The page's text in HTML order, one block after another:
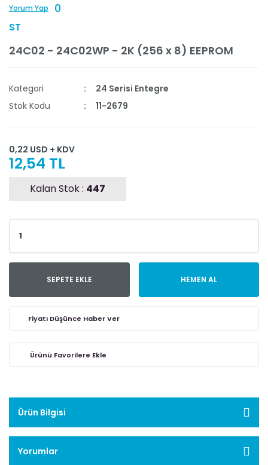
Yorum Yap 0
ST
24C02 - 24C02WP - 2K (256 x 8) EEPROM
Kategori
24 Serisi Entegre
Stok Kodu
11-2679
0,22 USD + KDV
12,54 TL
Kalan Stok : 447
SEPETE EKLE HEMEN AL
Fiyatı Düşünce Haber Ver
Ürün Bilgisi
Yorumlar